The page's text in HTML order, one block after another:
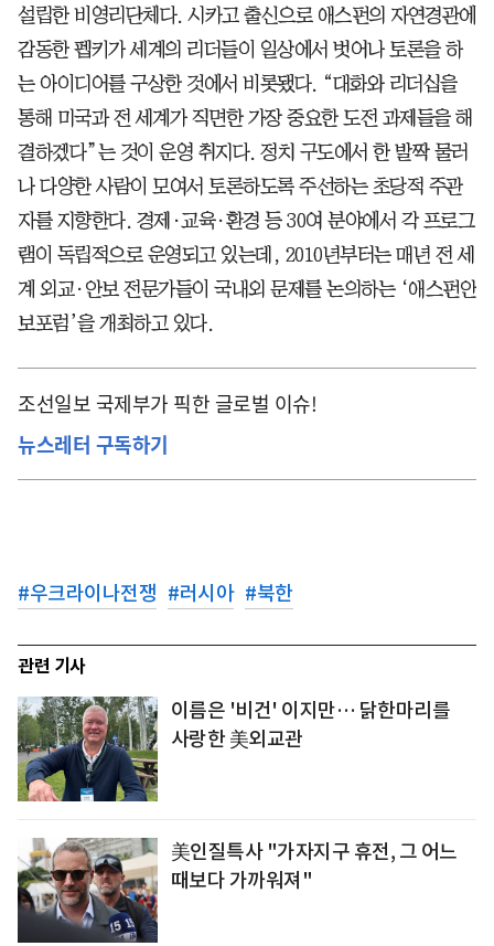
설립한 비영리단체다. 시카고 출신으로 애스펀의 자연경관에
감동한 펩키가 세계의 리더들이 일상에서 벗어나 토론을 하
는 아이디어를 구상한 것에서 비롯됐다. “대화와 리더십을
통해 미국과 전 세계가 직면한 가장 중요한 도전 과제들을 해
결하겠다”는 것이 운영 취지다. 정치 구도에서 한 발짝 물러
나 다양한 사람이 모여서 토론하도록 주선하는 초당적 주관
자를 지향한다. 경제·교육·환경 등 30여 분야에서 각 프로그
램이 독립적으로 운영되고 있는데, 2010년부터는 매년 전 세
계 외교·안보 전문가들이 국내외 문제를 논의하는 ‘애스펀안
보포럼’을 개최하고 있다.
조선일보 국제부가 픽한 글로벌 이슈!
뉴스레터 구독하기
#우크라이나전쟁 #러시아 #북한
관련 기사
이름은 '비건' 이지만… 닭한마리를
사랑한 美외교관
美인질특사 "가자지구 휴전, 그 어느
때보다 가까워져"